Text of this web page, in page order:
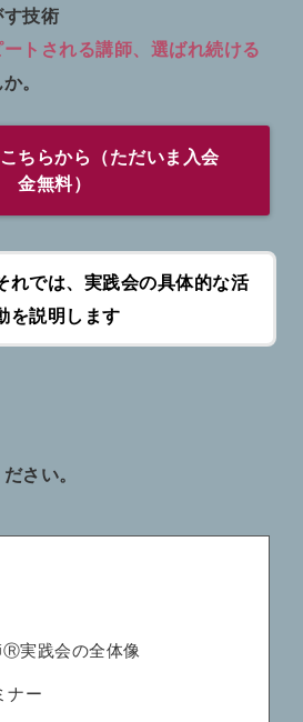
技術
ートされる講師、選ばれ続ける
。
ちらから（ただいま入会
金無料）
れでは、実践会の具体的な活
を説明します
さい。
Ⓡ実践会の全体像
ナー